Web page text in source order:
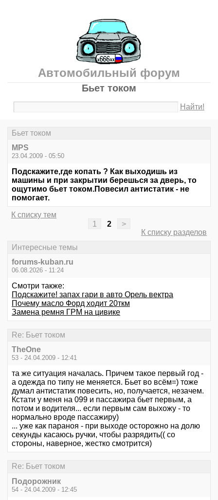
Автомобильный форум
Бьет током
Найти!
Бьет током
MPS
23.04.2009 - 05:50
Подскажите,где копать ? Как выходишь из
машины и при закрытии берешься за дверь, то
ощутимо бьет током.Повесил антистатик - не
помогает.
К списку тем
1
2
>
К списку разделов
Интересные темы
forums-kuban.ru
06.08.2026 - 11:24
Смотри также:
Подскажите! запах гари в авто Орель вектра
Почему масло Форд ходит 20ткм
Замена ремня ГРМ на цивике
Re: Бьет током
TheOne
53 - 24.04.2009 - 12:41
та же ситуация началась. Причем такое первый год -
а одежда по типу не меняется. Бьет во всём=) тоже
думал антистатик повесить, но, получается, незачем.
Кстати у меня на 099 и пассажира бьет первым, а
потом и водителя... если первым сам выхожу - то
нормально вроде пассажиру)
... уже как параноя - при выходе осторожно на долю
секунды касаюсь ручки, чтобы разрядить(( со
стороны, наверное, жестко смотрится)
Re: Бьет током
Подорожник
54 - 24.04.2009 - 12:45